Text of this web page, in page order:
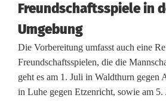
w
e
r
Freundschaftsspiele in
Umgebung
Die Vorbereitung umfasst auch eine
Freundschaftsspielen, die die
geht es am 1. Juli in Waldthurn gegen
in Luhe gegen Etzenricht, sowie am